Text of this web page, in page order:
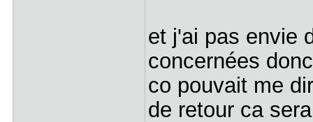
et j'ai pas envie
concernées
co pouvait me
de retour ca